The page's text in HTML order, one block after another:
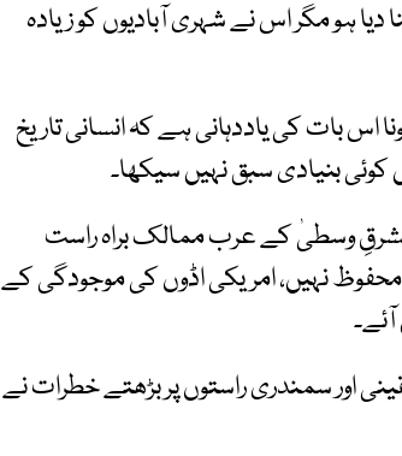
ہو مگر اس نے شہری آبادیوں کو زیادہ
اس بات کی یاددہانی ہے کہ انسانی تاریخ
بنیادی سبق نہیں سیکھا۔
مشرقِ وسطیٰ کے عرب ممالک براہ راست
نہیں، امریکی اڈوں کی موجودگی کے
اور سمندری راستوں پر بڑھتے خطرات نے